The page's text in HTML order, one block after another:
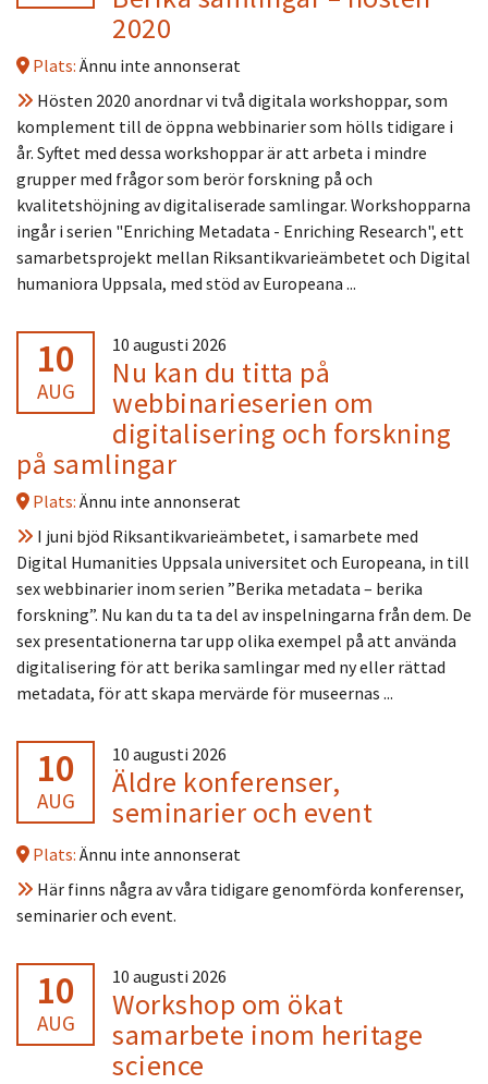
2020
Plats: Ännu inte annonserat
Hösten 2020 anordnar vi två digitala workshoppar, som
komplement till de öppna webbinarier som hölls tidigare i
år. Syftet med dessa workshoppar är att arbeta i mindre
grupper med frågor som berör forskning på och
kvalitetshöjning av digitaliserade samlingar. Workshopparna
ingår i serien "Enriching Metadata - Enriching Research", ett
samarbetsprojekt mellan Riksantikvarieämbetet och Digital
humaniora Uppsala, med stöd av Europeana ...
10
AUG
10 augusti 2026
Nu kan du titta på
webbinarieserien om
digitalisering och forskning
på samlingar
Plats: Ännu inte annonserat
I juni bjöd Riksantikvarieämbetet, i samarbete med
Digital Humanities Uppsala universitet och Europeana, in till
sex webbinarier inom serien ”Berika metadata – berika
forskning”. Nu kan du ta ta del av inspelningarna från dem. De
sex presentationerna tar upp olika exempel på att använda
digitalisering för att berika samlingar med ny eller rättad
metadata, för att skapa mervärde för museernas ...
10
AUG
10 augusti 2026
Äldre konferenser,
seminarier och event
Plats: Ännu inte annonserat
Här finns några av våra tidigare genomförda konferenser,
seminarier och event.
10
AUG
10 augusti 2026
Workshop om ökat
samarbete inom heritage
science